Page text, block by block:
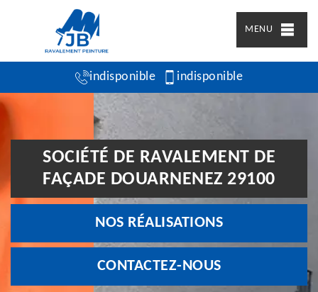
MENU
indisponible indisponible
SOCIÉTÉ DE RAVALEMENT DE
FAÇADE DOUARNENEZ 29100
NOS RÉALISATIONS
CONTACTEZ-NOUS